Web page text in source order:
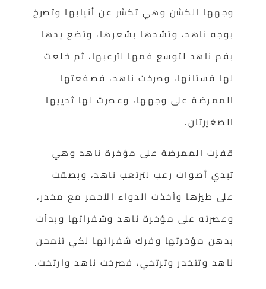
وجهها الكشن وهي تكشر عن أنيابها وتصرخ
بوجه ناهد، وتشدها بشعرها، وتضع يدها
بفم ناهد لتوسع فمها لترعبها، ثم خلعت
لها فستانها، وصرخت ناهد، فصفعتها
الممرضة على وجهها، وعصرت لها ثدييها
الصغيرتان.
قفزت الممرضة على مؤخرة ناهد وهي
تبدي أصوات رعب لترتعب ناهد، وبصقت
على طيزها وأخذت الدواء الأحمر مع مخدر،
وعصرته على مؤخرة ناهد وشفراتها وبدأت
بدهن مؤخرتها وفرك شفراتها لكي تنمحن
ناهد وتتخدر وترتخي، فصرخت ناهد وارتخت.